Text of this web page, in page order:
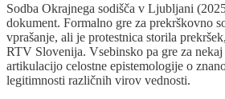
Sodba Okrajnega sodišča v Ljubljani
dokument. Formalno gre za prekrškovno
vprašanje, ali je protestnica storila
RTV Slovenija. Vsebinsko pa gre za nekaj
artikulacijo celostne epistemologije o
legitimnosti različnih virov vednosti.